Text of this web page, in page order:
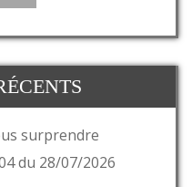
surprendre
du 28/07/2026